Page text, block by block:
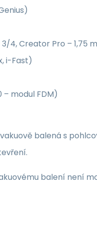
4, Creator Pro – 1,75
i-Fast)
– modul FDM)
balená s
balení není